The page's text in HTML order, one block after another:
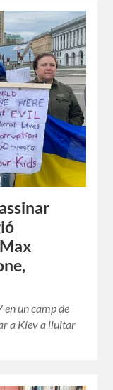
en un camp de
a Kíev a lluitar